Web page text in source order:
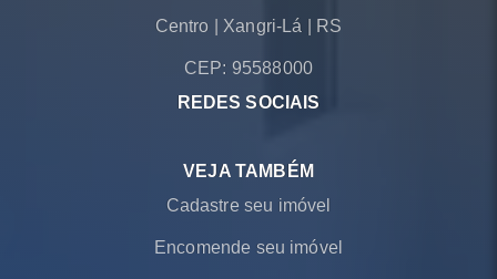
Centro Xangri-Lá RS
CEP: 95588000
REDES SOCIAIS
VEJA TAMBÉM
Cadastre seu imóvel
Encomende seu imóvel